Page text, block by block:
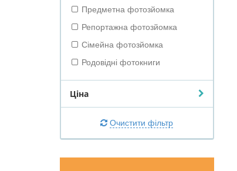
Предметна фотозйомка
Репортажна фотозйомка
Сімейна фотозйомка
Родовідні фотокниги
Ціна
Очистити фільтр